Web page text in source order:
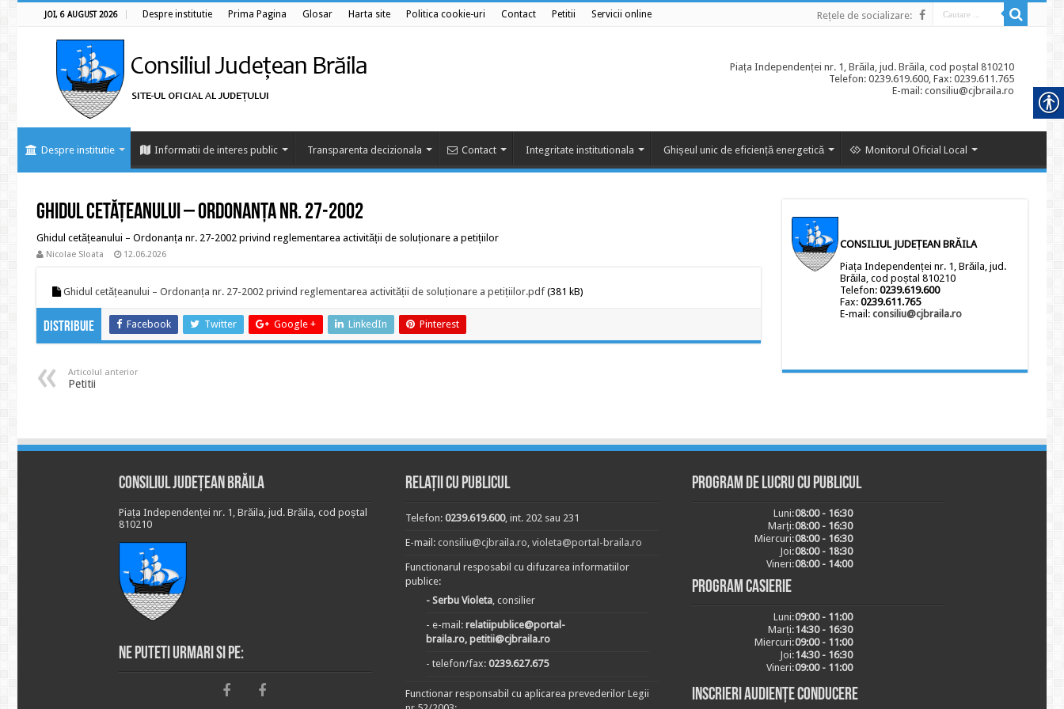
JOI, 6 AUGUST 2026 Despre institutie Prima Pagina Glosar Harta site Politica cookie-uri Contact Petitii Servicii online Rețele de socializare:
Piața Independenței nr. 1, Brăila, jud. Brăila, cod poștal 810210
Telefon: 0239.619.600, Fax: 0239.611.765
E-mail: consiliu@cjbraila.ro
Despre institutie Informatii de interes public Transparenta decizionala Contact Integritate institutionala Ghișeul unic de eficiență energetică Monitorul Oficial Local
Ghidul cetățeanului – Ordonanța nr. 27-2002
Ghidul cetățeanului – Ordonanța nr. 27-2002 privind reglementarea activității de soluționare a petițiilor
Nicolae Sloata 12.06.2026
Ghidul cetățeanului – Ordonanța nr. 27-2002 privind reglementarea activității de soluționare a petițiilor.pdf (381 kB)
Distribuie Facebook Twitter Google + LinkedIn Pinterest
Articolul anterior
Petitii
CONSILIUL JUDEȚEAN BRĂILA
Piața Independenței nr. 1, Brăila, jud.
Brăila, cod poștal 810210
Telefon: 0239.619.600
Fax: 0239.611.765
E-mail: consiliu@cjbraila.ro
Consiliul Județean Brăila
Piața Independenței nr. 1, Brăila, jud. Brăila, cod poștal
810210
Ne puteti urmari si pe:
Relații cu publicul
Telefon: 0239.619.600, int. 202 sau 231
E-mail: consiliu@cjbraila.ro, violeta@portal-braila.ro
Functionarul resposabil cu difuzarea informatiilor
publice:
- Serbu Violeta, consilier
- e-mail: relatiipublice@portal-
braila.ro, petitii@cjbraila.ro
- telefon/fax: 0239.627.675
Functionar responsabil cu aplicarea prevederilor Legii
Program de lucru cu publicul
Luni:08:00 - 16:30
Marți:08:00 - 16:30
Miercuri:08:00 - 16:30
Joi:08:00 - 18:30
Vineri:08:00 - 14:00
Program casierie
Luni:09:00 - 11:00
Marți:14:30 - 16:30
Miercuri:09:00 - 11:00
Joi:14:30 - 16:30
Vineri:09:00 - 11:00
Inscrieri audiențe conducere